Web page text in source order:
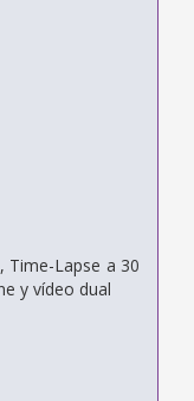
Time-Lapse a 30
y vídeo dual